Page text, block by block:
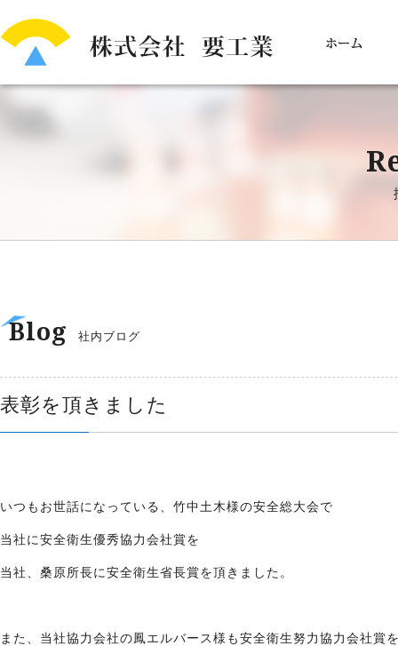
Blog 社内ブログ
表彰を頂きました
いつもお世話になっている、竹中土木様の安全総大会で
当社に安全衛生優秀協力会社賞を
当社、桑原所長に安全衛生省長賞を頂きました。
また、当社協力会社の鳳エルバース様も安全衛生努力協力会社賞